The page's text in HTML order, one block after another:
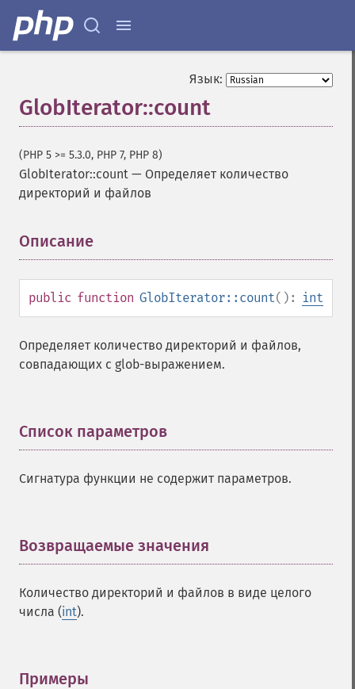
Язык:
GlobIterator::count
(PHP 5 >= 5.3.0, PHP 7, PHP 8)
GlobIterator::count — Определяет количество
директорий и файлов
Описание
public function GlobIterator::count(): int
Определяет количество директорий и файлов,
совпадающих с glob-выражением.
Список параметров
Сигнатура функции не содержит параметров.
Возвращаемые значения
Количество директорий и файлов в виде целого
числа (int).
Примеры